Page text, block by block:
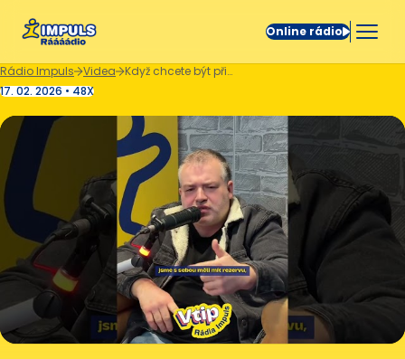
Online rádio
Rádio Impuls Videa
Když chcete být připraveni na všechno. 😅
17. 02. 2026 • 48X